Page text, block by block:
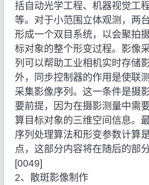
括自动光学工程、机器视觉工
等。对于小范围立体观测，两
形成一个双目系统，以会聚拍
标对象的整个形变过程。影像
列可以帮助工业相机实时存储
外，同步控制器的作用是使联
采集影像序列。这一条件是摄
要前提，因为在摄影测量中需
算目标对象的三维空间信息。
序列处理算法和形变参数计算
点，这部分内容将在随后的部
[0049]
2、散斑影像制作